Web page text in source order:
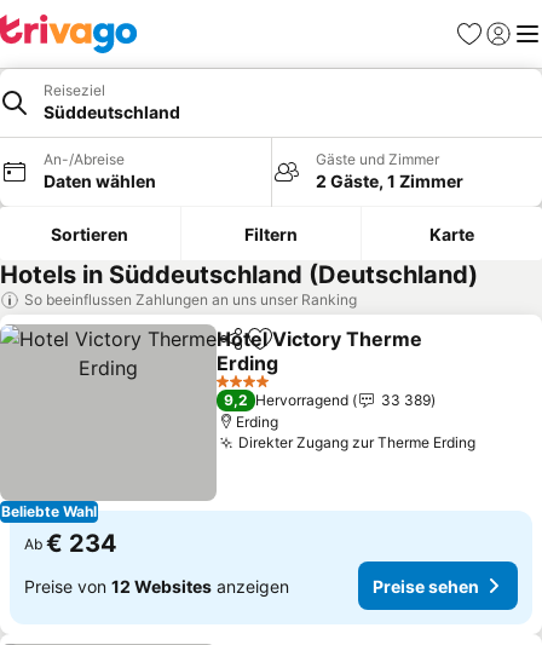
Favoriten
Reiseziel
Süddeutschland
An-/Abreise
Daten wählen
Gäste und Zimmer
2 Gäste, 1 Zimmer
Sortieren Filtern Karte
Hotels in Süddeutschland (Deutschland)
So beeinflussen Zahlungen an uns unser Ranking
Beliebte Wahl
TeilenZu Favoriten hinzufügen
Hotel Victory Therme
Erding
4 Sterne
9,2 Hervorragend
33 389
Erding
Direkter Zugang zur Therme Erding
Ab € 234
Preise von 12 Websites anzeigen Preise sehen